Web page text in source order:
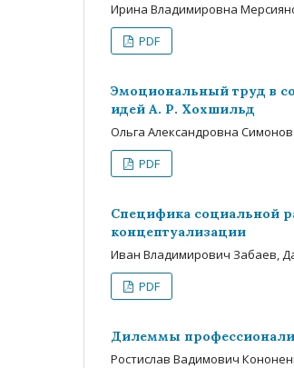
Ирина Владимировна
PDF
Эмоциональный труд в
идей А. Р. Хохшильд
Ольга Александровна
PDF
Специфика социальной
концептуализации
Иван Владимирович Забаев,
PDF
Дилеммы
Ростислав Вадимович